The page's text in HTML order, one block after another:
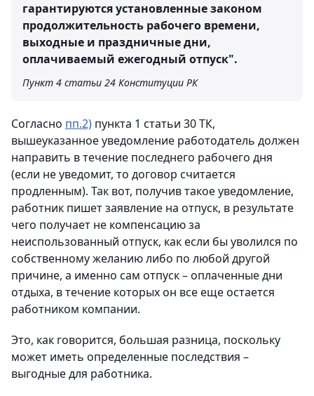
гарантируются установленные законом
продолжительность рабочего времени,
выходные и праздничные дни,
оплачиваемый ежегодный отпуск".
Пункт 4 статьи 24 Конституции РК
Согласно пп.2) пункта 1 статьи 30 ТК,
вышеуказанное уведомление работодатель должен
направить в течение последнего рабочего дня
(если не уведомит, то договор считается
продленным). Так вот, получив такое уведомление,
работник пишет заявление на отпуск, в результате
чего получает не компенсацию за
неиспользованный отпуск, как если бы уволился по
собственному желанию либо по любой другой
причине, а именно сам отпуск – оплаченные дни
отдыха, в течение которых он все еще остается
работником компании.
Это, как говорится, большая разница, поскольку
может иметь определенные последствия –
выгодные для работника.